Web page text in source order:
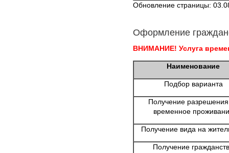
Обновление страницы:
Оформление
ВНИМАНИЕ! Услуга
Наименование
Подбор варианта
Получение
временное
Получение вида на
Получение